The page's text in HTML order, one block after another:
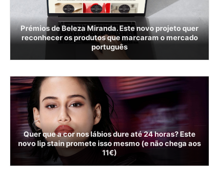
Prémios de Beleza Miranda. Este novo projeto quer
reconhecer os produtos que marcaram o mercado
português
Quer que a cor nos lábios dure até 24 horas? Este
novo lip stain promete isso mesmo (e não chega aos
11€)